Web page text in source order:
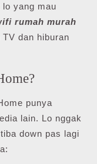
yang mau
rumah murah
dan hiburan
punya
lain. Lo nggak
down pas lagi